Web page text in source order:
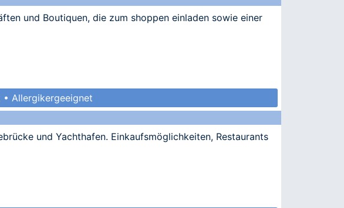
und Boutiquen, die zum shoppen einladen sowie einer
Allergikergeeignet
und Yachthafen. Einkaufsmöglichkeiten, Restaurants